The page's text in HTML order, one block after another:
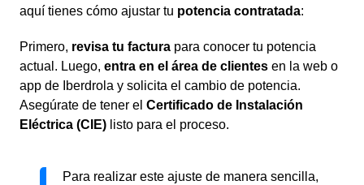
aquí tienes cómo ajustar tu potencia contratada:
Primero, revisa tu factura para conocer tu potencia
actual. Luego, entra en el área de clientes en la web o
app de Iberdrola y solicita el cambio de potencia.
Asegúrate de tener el Certificado de Instalación
Eléctrica (CIE) listo para el proceso.
Para realizar este ajuste de manera sencilla,